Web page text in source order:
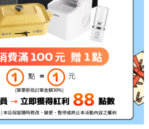
高達 13 cpm(ISO);高達 4 cpm (最佳、信紙);
99份
影印縮小 / 放大設定25 至 400%
每頁 5 秒
200 x 200 dpi
傳真記憶體高達 100 頁